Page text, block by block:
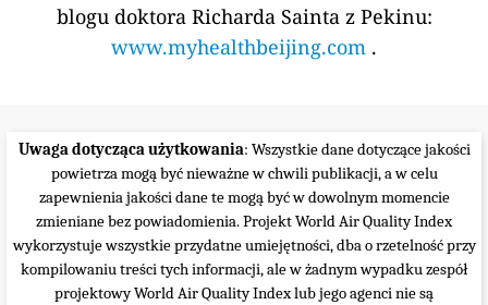
blogu doktora Richarda Sainta z Pekinu:
www.myhealthbeijing.com .
Uwaga dotycząca użytkowania: Wszystkie dane dotyczące jakości
powietrza mogą być nieważne w chwili publikacji, a w celu
zapewnienia jakości dane te mogą być w dowolnym momencie
zmieniane bez powiadomienia. Projekt World Air Quality Index
wykorzystuje wszystkie przydatne umiejętności, dba o rzetelność przy
kompilowaniu treści tych informacji, ale w żadnym wypadku zespół
projektowy World Air Quality Index lub jego agenci nie są